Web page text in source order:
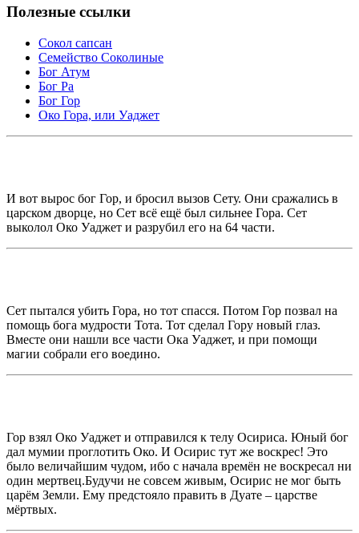
Полезные ссылки
Сокол сапсан
Семейство Соколиные
Бог Атум
Бог Ра
Бог Гор
Око Гора, или Уаджет
И вот вырос бог Гор, и бросил вызов Сету. Они сражались в
царском дворце, но Сет всё ещё был сильнее Гора. Сет
выколол Око Уаджет и разрубил его на 64 части.
Сет пытался убить Гора, но тот спасся. Потом Гор позвал на
помощь бога мудрости Тота. Тот сделал Гору новый глаз.
Вместе они нашли все части Ока Уаджет, и при помощи
магии собрали его воедино.
Гор взял Око Уаджет и отправился к телу Осириса. Юный бог
дал мумии проглотить Око. И Осирис тут же воскрес! Это
было величайшим чудом, ибо с начала времён не воскресал ни
один мертвец.Будучи не совсем живым, Осирис не мог быть
царём Земли. Ему предстояло править в Дуате – царстве
мёртвых.